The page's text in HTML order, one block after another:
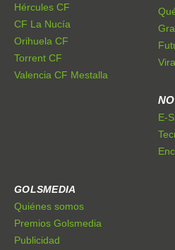
Hércules CF
CF La Nucía
Orihuela CF
Torrent CF
Valencia CF Mestalla
E-
GOLSMEDIA
Quiénes somos
Premios Golsmedia
Publicidad